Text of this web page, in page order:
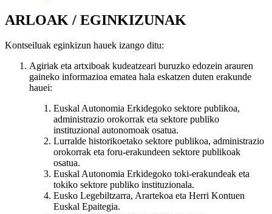
ARLOAK / EGINKIZUNAK
Kontseiluak eginkizun hauek izango ditu:
Agiriak eta artxiboak kudeatzeari buruzko edozein arauren
gaineko informazioa ematea hala eskatzen duten erakunde
hauei:
Euskal Autonomia Erkidegoko sektore publikoa,
administrazio orokorrak eta sektore publiko
instituzional autonomoak osatua.
Lurralde historikoetako sektore publikoa, administrazio
orokorrak eta foru-erakundeen sektore publikoak
osatua.
Euskal Autonomia Erkidegoko toki-erakundeak eta
tokiko sektore publiko instituzionala.
Eusko Legebiltzarra, Arartekoa eta Herri Kontuen
Euskal Epaitegia.